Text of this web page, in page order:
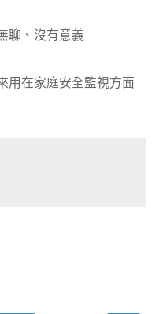
聊、沒有意義
用在家庭安全監視方面